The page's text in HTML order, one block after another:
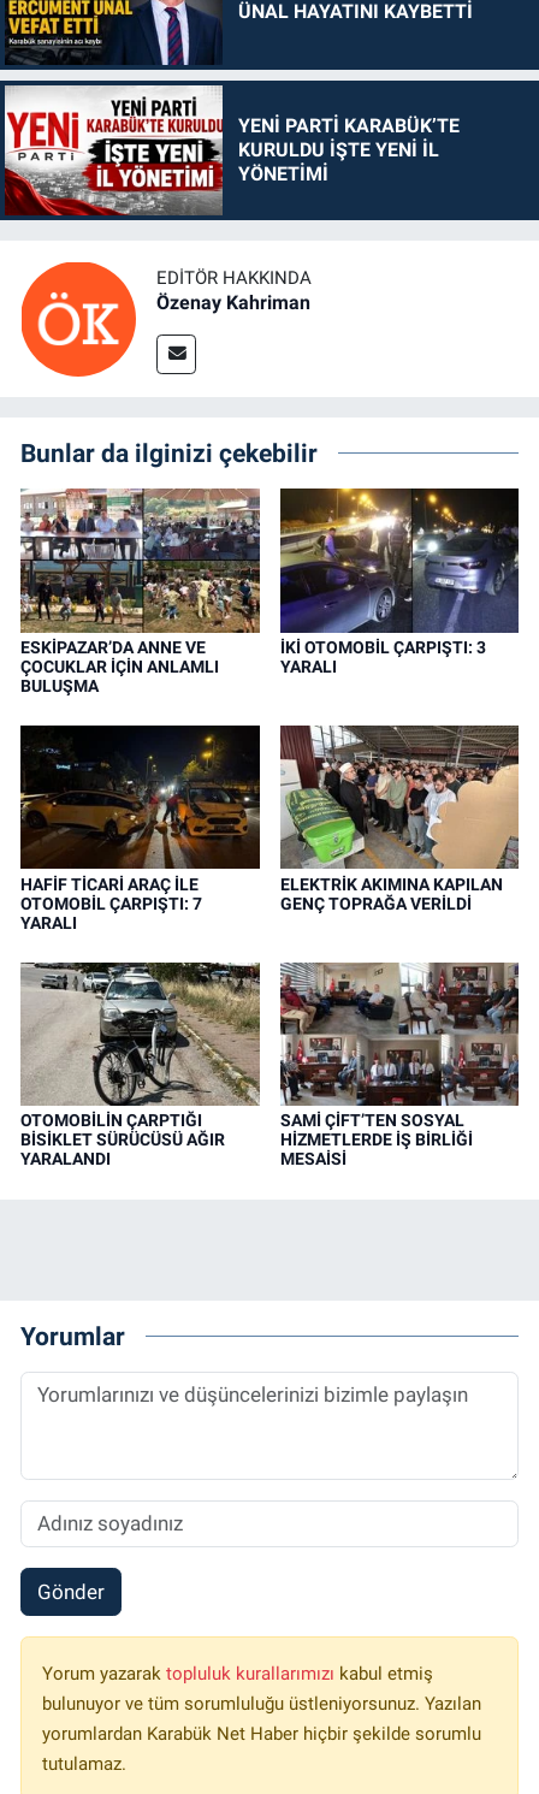
ÜNAL HAYATINI KAYBETTİ
YENİ PARTİ KARABÜK’TE
KURULDU İŞTE YENİ İL
YÖNETİMİ
EDITÖR HAKKINDA
Özenay Kahriman
Bunlar da ilginizi çekebilir
ESKİPAZAR’DA ANNE VE
ÇOCUKLAR İÇİN ANLAMLI
BULUŞMA
İKİ OTOMOBİL ÇARPIŞTI: 3
YARALI
HAFİF TİCARİ ARAÇ İLE
OTOMOBİL ÇARPIŞTI: 7
YARALI
ELEKTRİK AKIMINA KAPILAN
GENÇ TOPRAĞA VERİLDİ
OTOMOBİLİN ÇARPTIĞI
BİSİKLET SÜRÜCÜSÜ AĞIR
YARALANDI
SAMİ ÇİFT’TEN SOSYAL
HİZMETLERDE İŞ BİRLİĞİ
MESAİSİ
Yorumlar
Gönder
Yorum yazarak topluluk kurallarımızı kabul etmiş
bulunuyor ve tüm sorumluluğu üstleniyorsunuz. Yazılan
yorumlardan Karabük Net Haber hiçbir şekilde sorumlu
tutulamaz.